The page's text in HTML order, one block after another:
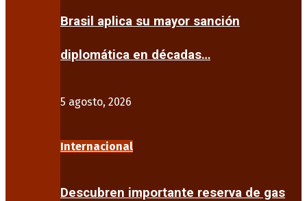
Brasil aplica su mayor sanción
diplomática en décadas…
5 agosto, 2026
Internacional
Descubren importante reserva de gas